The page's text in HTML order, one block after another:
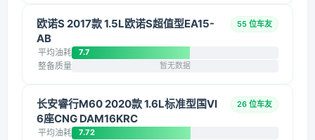
欧诺S 2017款 1.5L欧诺S超值型EA15-
AB
55 位车友
平均油耗 7.7
整备质量 暂无数据
长安睿行M60 2020款 1.6L标准型国VI
6座CNG DAM16KRC
26 位车友
平均油耗 7.72